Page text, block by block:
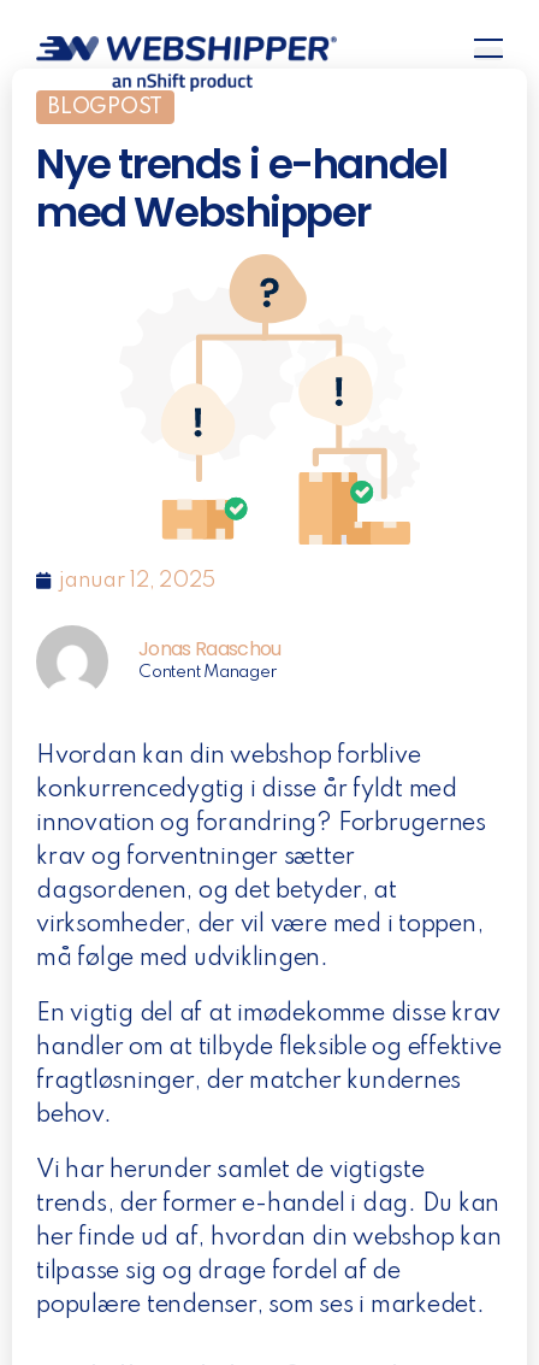
BLOGPOST
Nye trends i e-handel
med Webshipper
januar 12, 2025
Jonas Raaschou
Content Manager
Hvordan kan din webshop forblive
konkurrencedygtig i disse år fyldt med
innovation og forandring? Forbrugernes
krav og forventninger sætter
dagsordenen, og det betyder, at
virksomheder, der vil være med i toppen,
må følge med udviklingen.
En vigtig del af at imødekomme disse krav
handler om at tilbyde fleksible og effektive
fragtløsninger, der matcher kundernes
behov.
Vi har herunder samlet de vigtigste
trends, der former e-handel i dag. Du kan
her finde ud af, hvordan din webshop kan
tilpasse sig og drage fordel af de
populære tendenser, som ses i markedet.